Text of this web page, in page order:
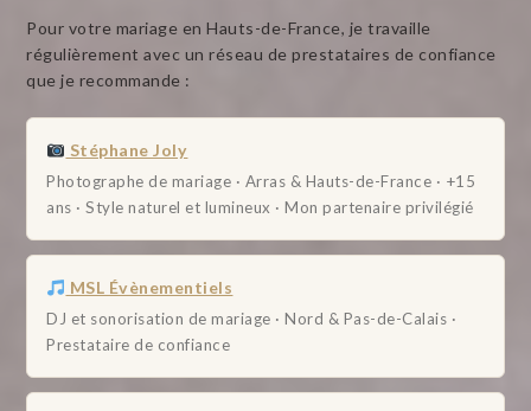
Pour votre mariage en Hauts-de-France, je travaille
régulièrement avec un réseau de prestataires de confiance
que je recommande :
Stéphane Joly
Photographe de mariage · Arras & Hauts-de-France · +15
ans · Style naturel et lumineux · Mon partenaire privilégié
MSL Évènementiels
DJ et sonorisation de mariage · Nord & Pas-de-Calais ·
Prestataire de confiance